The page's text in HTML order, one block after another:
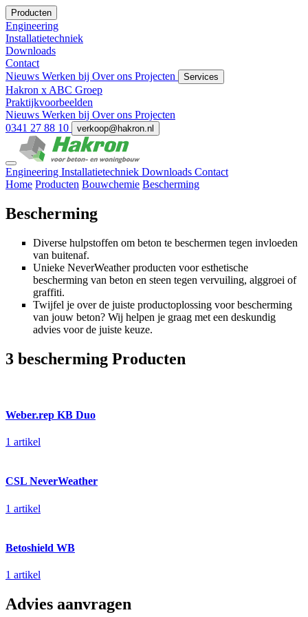
Producten
Engineering
Installatietechniek
Downloads
Contact
Nieuws Werken bij Over ons Projecten Services
Hakron x ABC Groep
Praktijkvoorbeelden
Nieuws Werken bij Over ons Projecten
0341 27 88 10
verkoop@hakron.nl
Engineering Installatietechniek Downloads Contact
Home Producten Bouwchemie Bescherming
Bescherming
Diverse hulpstoffen om beton te beschermen tegen invloeden
van buitenaf.
Unieke NeverWeather producten voor esthetische
bescherming van beton en steen tegen vervuiling, alggroei of
graffiti.
Twijfel je over de juiste productoplossing voor bescherming
van jouw beton? Wij helpen je graag met een deskundig
advies voor de juiste keuze.
3 bescherming Producten
Weber.rep KB Duo
1 artikel
CSL NeverWeather
1 artikel
Betoshield WB
1 artikel
Advies aanvragen